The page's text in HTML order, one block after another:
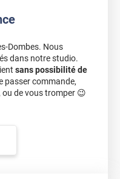
Dombes. Nous
dans notre studio.
sans possibilité de
passer commande,
de vous tromper 😉